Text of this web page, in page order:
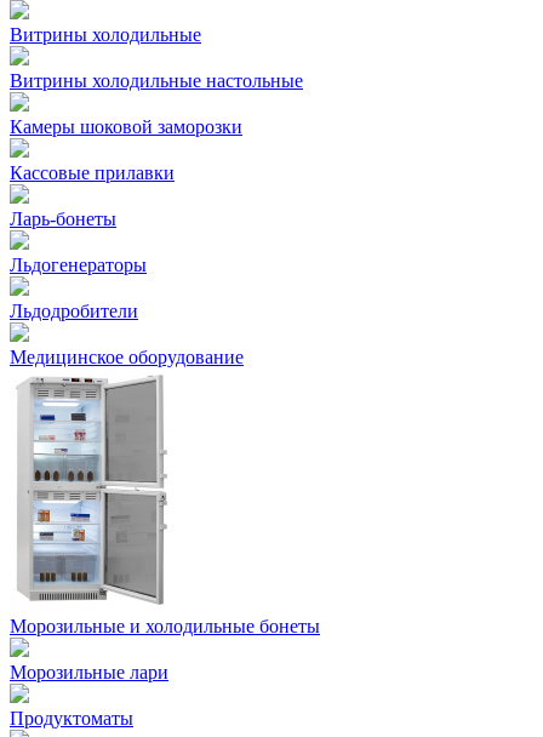
Витрины холодильные
Витрины холодильные настольные
Камеры шоковой заморозки
Кассовые прилавки
Ларь-бонеты
Льдогенераторы
Льдодробители
Медицинское оборудование
Морозильные и холодильные бонеты
Морозильные лари
Продуктоматы